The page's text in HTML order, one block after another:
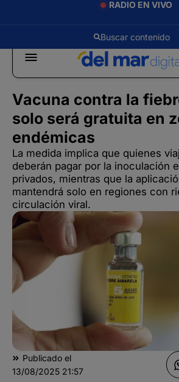
RADIO EN VIVO
Vacuna contra la
solo será gratuita en
endémicas
La medida implica que quienes
deberán pagar por la inoculación
privados, mientras que la
mantendrá solo en regiones con
circulación viral.
Publicado el
13/08/2025 21:57